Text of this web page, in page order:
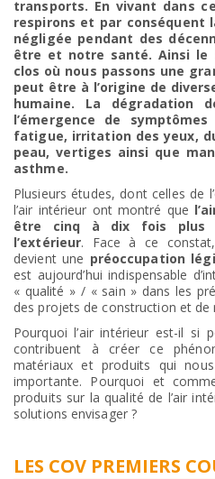
transports. En vivant dans
respirons et par conséquent
négligée pendant des
être et notre santé. Ainsi le
clos où nous passons une
peut être à l’origine de
humaine. La dégradation
l’émergence de
fatigue, irritation des yeux,
peau, vertiges ainsi que
asthme.
Plusieurs études, dont celles de
l’air intérieur ont montré que
être cinq à dix fois plus
l’extérieur. Face à ce
devient une préoccupation
est aujourd’hui indispensable
« qualité » / « sain » dans les
des projets de construction et de
Pourquoi l’air intérieur est-il si
contribuent à créer ce
matériaux et produits qui
importante. Pourquoi et
produits sur la qualité de l’air
solutions envisager ?
LES COV PREMIERS